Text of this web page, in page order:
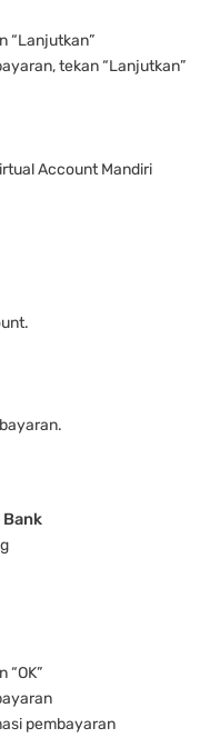
“Lanjutkan”
tekan “Lanjutkan”
Account Mandiri
“OK”
pembayaran